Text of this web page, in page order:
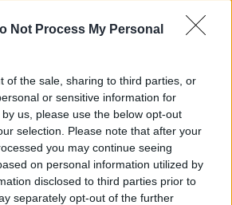
Not Process My Personal
of the sale, sharing to third parties, or
or sensitive information for
us, please use the below opt-out
selection. Please note that after your
you may continue seeing
on personal information utilized by
disclosed to third parties prior to
separately opt-out of the further
l'accesso andando nella
dal menù del sito o
Gabriele Pinna
Morto Meningite